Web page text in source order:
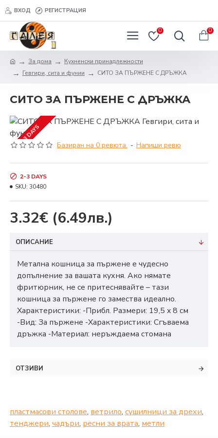
ВХОД РЕГИСТРАЦИЯ
0 0
За дома
Кухненски принадлежности
Гевгири, сита и фунии
СИТО ЗА ПЪРЖЕНЕ С ДРЪЖКА
СИТО ЗА ПЪРЖЕНЕ С ДРЪЖКА
2-3 DAYS Базиран на 0 ревюта. - Напиши ревю
3.32€ (6.49лв.)
2-3 DAYS
SKU: 30480
ОПИСАНИЕ
Метална кошница за пържене е чудесно
допълнение за вашата кухня. Ако нямате
фритюрник, не се притеснявайте – тази
кошница за пържене го замества идеално.
Характеристики: -Прибл. Размери: 19,5 x 8 cм
-Вид: За пържене -Характеристики: Сгъваема
дръжка -Материал: неръждаема стомана
ОТЗИВИ
пластмасови столове, ветрило, сушилници за дрехи,
тенджери, чадъри, ресни за врата, метли